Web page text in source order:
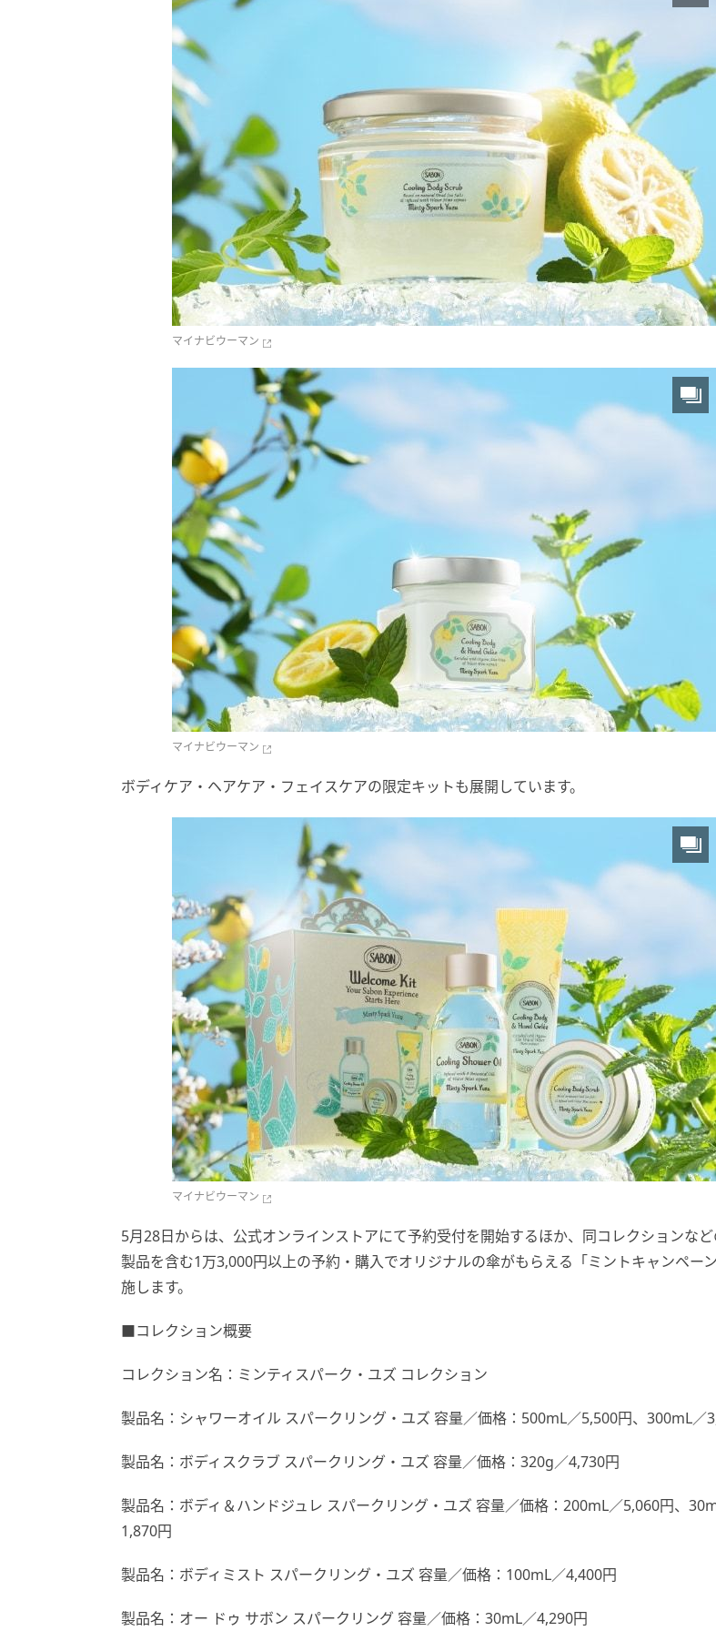
マイナビウーマン
マイナビウーマン
ボディケア・ヘアケア・フェイスケアの限定キットも展開しています。
マイナビウーマン
5月28日からは、公式オンラインストアにて予約受付を開始するほか、同コレクションな
製品を含む1万3,000円以上の予約・購入でオリジナルの傘がもらえる「ミントキャンペー
施します。
■コレクション概要
コレクション名：ミンティスパーク・ユズ コレクション
製品名：シャワーオイル スパークリング・ユズ 容量／価格：500mL／5,500円、300mL／
製品名：ボディスクラブ スパークリング・ユズ 容量／価格：320g／4,730円
製品名：ボディ＆ハンドジュレ スパークリング・ユズ 容量／価格：200mL／5,060円、
1,870円
製品名：ボディミスト スパークリング・ユズ 容量／価格：100mL／4,400円
製品名：オー ドゥ サボン スパークリング 容量／価格：30mL／4,290円